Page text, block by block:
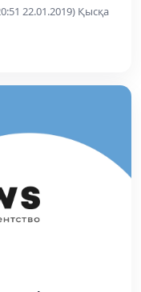
22.01.2019) Қысқа